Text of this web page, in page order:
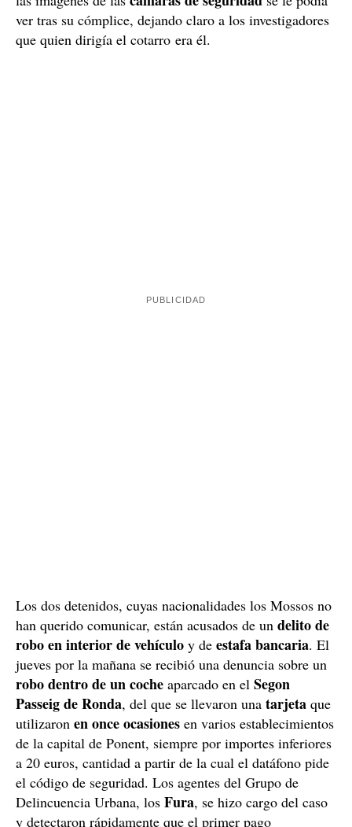
ver tras su cómplice, dejando claro a los investigadores
que quien dirigía el cotarro era él.
Los dos detenidos, cuyas nacionalidades los Mossos no
han querido comunicar, están acusados de un delito de
robo en interior de vehículo y de estafa bancaria. El
jueves por la mañana se recibió una denuncia sobre un
robo dentro de un coche aparcado en el Segon
Passeig de Ronda, del que se llevaron una tarjeta que
utilizaron en once ocasiones en varios establecimientos
de la capital de Ponent, siempre por importes inferiores
a 20 euros, cantidad a partir de la cual el datáfono pide
el código de seguridad. Los agentes del Grupo de
Delincuencia Urbana, los Fura, se hizo cargo del caso
y detectaron rápidamente que el primer pago